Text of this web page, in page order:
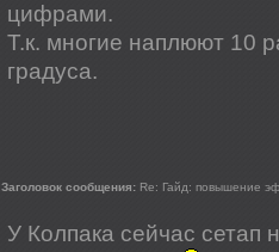
цифрами.
Т.к. многие наплюют 10
градуса.
Заголовок сообщения: Re: Гайд: повышение
У Колпака сейчас сетап